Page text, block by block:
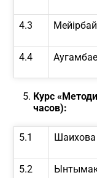
4.3
4.4
Курс
часов):
5.1 Шаихова
5.2